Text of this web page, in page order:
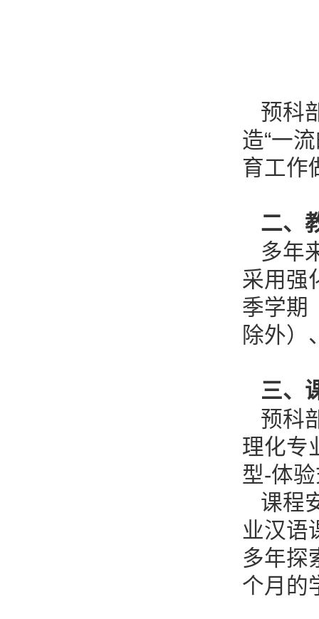
预科
造“一
育工作
二、
多年
采用强
季学期
除外）
三、
预科
理化专
型-体
课程
业汉语
多年探
个月的